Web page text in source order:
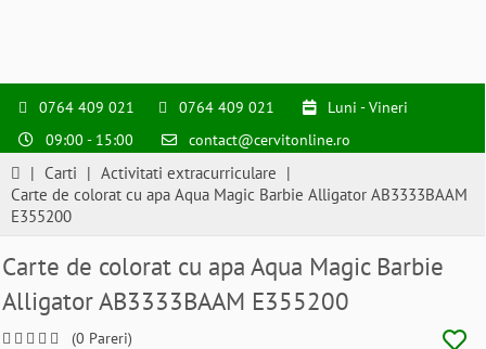
0764 409 021 0764 409 021
Luni - Vineri
09:00 - 15:00
contact@cervitonline.ro
| Carti | Activitati extracurriculare |
Carte de colorat cu apa Aqua Magic Barbie Alligator AB3333BAAM
E355200
Carte de colorat cu apa Aqua Magic Barbie
Alligator AB3333BAAM E355200
(0 Pareri)